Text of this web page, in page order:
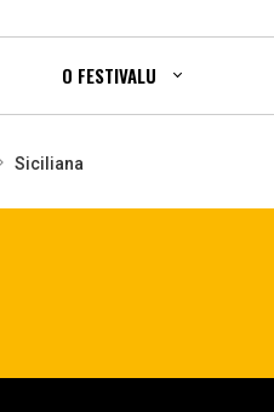
O FESTIVALU
Siciliana